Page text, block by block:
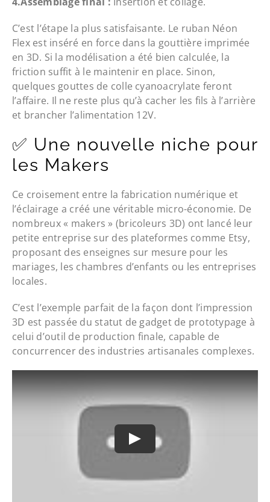
C’est l’étape la plus satisfaisante. Le ruban Néon
Flex est inséré en force dans la gouttière imprimée
en 3D. Si la modélisation a été bien calculée, la
friction suffit à le maintenir en place. Sinon,
quelques gouttes de colle cyanoacrylate feront
l’affaire. Il ne reste plus qu’à cacher les fils à l’arrière
et brancher l’alimentation 12V.
✅ Une nouvelle niche pour
les Makers
Ce croisement entre la fabrication numérique et
l’éclairage a créé une véritable micro-économie. De
nombreux « makers » (bricoleurs 3D) ont lancé leur
petite entreprise sur des plateformes comme Etsy,
proposant des enseignes sur mesure pour les
mariages, les chambres d’enfants ou les entreprises
locales.
C’est l’exemple parfait de la façon dont l’impression
3D est passée du statut de gadget de prototypage à
celui d’outil de production finale, capable de
concurrencer des industries artisanales complexes.